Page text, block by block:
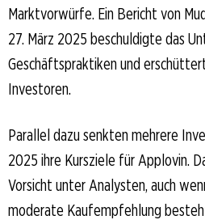
Marktvorwürfe. Ein Bericht von
27. März 2025 beschuldigte das
Geschäftspraktiken und
Investoren.
Parallel dazu senkten mehrere
2025 ihre Kursziele für Applovin.
Vorsicht unter Analysten, auch
moderate Kaufempfehlung